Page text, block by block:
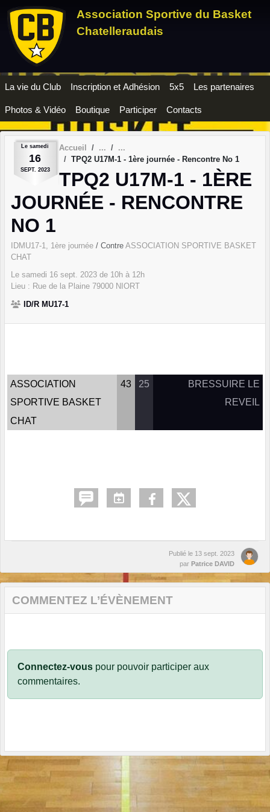
Association Sportive du Basket
Chatelleraudais
La vie du Club Inscription et Adhésion 5x5 Les partenaires
Photos & Vidéo Boutique Participer Contacts
Le samedi
16
SEPT. 2023
Accueil
TPQ2 U17M-1 - 1ère journée - Rencontre No 1
TPQ2 U17M-1 - 1ÈRE
JOURNÉE - RENCONTRE
NO 1
IDMU17-1, 1ère journée / Contre ASSOCIATION SPORTIVE BASKET
CHAT
Le samedi 16 sept. 2023 de 10h à 12h
Lieu : Rue de la Plaine 79000 NIORT
ID/R MU17-1
ASSOCIATION
SPORTIVE BASKET
CHAT
43 25
BRESSUIRE LE
REVEIL
Publié le 13 sept. 2023
par Patrice DAVID
COMMENTEZ L’ÉVÈNEMENT
Connectez-vous pour pouvoir participer aux
commentaires.
Panneau de gestion des cookies